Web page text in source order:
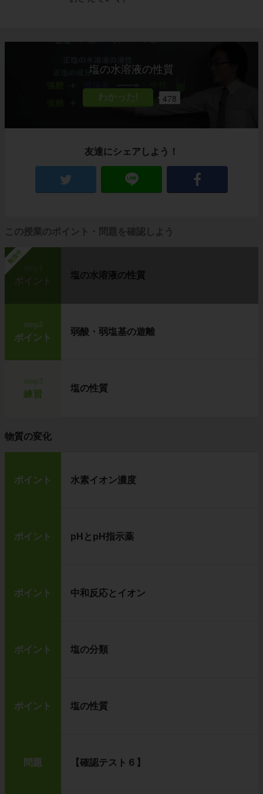
塩の水溶液の性質
478
友達にシェアしよう！
この授業のポイント・問題を確認しよう
勉強中
ポイント
塩の水溶液の性質
step2
ポイント
弱酸・弱塩基の遊離
練習
塩の性質
物質の変化
ポイント 水素イオン濃度
ポイント pHとpH指示薬
ポイント 中和反応とイオン
ポイント 塩の分類
ポイント 塩の性質
問題 【確認テスト６】